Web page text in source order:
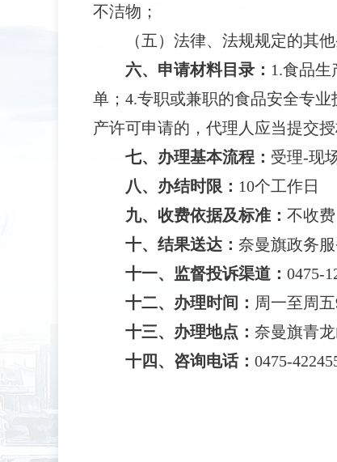
不洁物；
（五）法律、法规规定的其他
六、 申请材料目录 ： 1.食品
单； 4.专职或兼职的食品安全专
产许可申请的，代理人应当提交
七、 办理基本流程 ： 受理-现
八、 办结时限 ： 10个工作日
九、 收费依据及标准 ： 不收费
十、 结果送达 ： 奈曼旗政务
十一、 监督投诉渠道 ： 0475-
十二、办理时间： 周一至周
十三、办理地点： 奈曼旗青
十四、 咨询电话： 0475-